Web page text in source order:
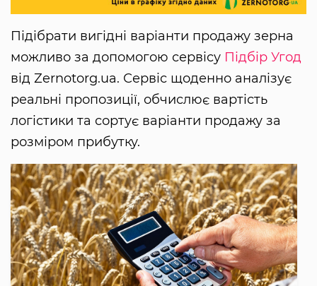
Підібрати вигідні варіанти продажу зерна
можливо за допомогою сервісу Підбір Угод
від Zernotorg.ua. Сервіс щоденно аналізує
реальні пропозиції, обчислює вартість
логістики та сортує варіанти продажу за
розміром прибутку.